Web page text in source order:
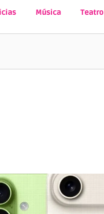
Música Teatro